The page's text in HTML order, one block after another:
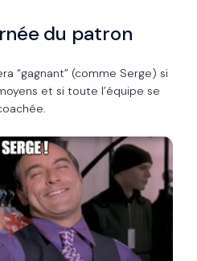
du patron
“gagnant” (comme Serge) si
et si toute l’équipe se